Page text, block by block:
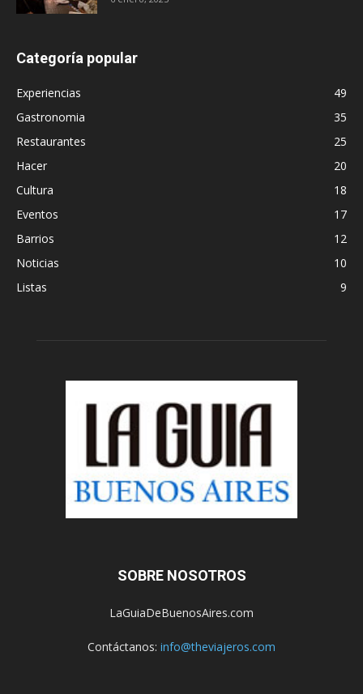
Categoría popular
Experiencias
49
Gastronomia
35
Restaurantes
25
Hacer
20
Cultura
18
Eventos
17
Barrios
12
Noticias
10
Listas
9
SOBRE NOSOTROS
LaGuiaDeBuenosAires.com
Contáctanos: info@theviajeros.com